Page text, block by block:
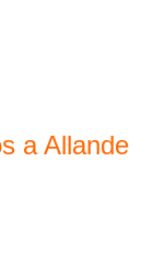
a Allande